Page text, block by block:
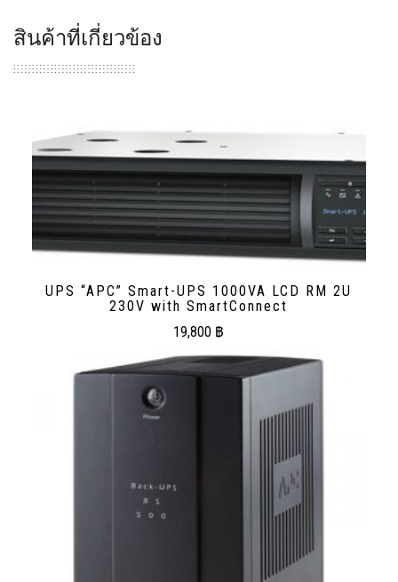
สินค้าที่เกี่ยวข้อง
UPS “APC” Smart-UPS 1000VA LCD RM 2U
230V with SmartConnect
19,800 ฿